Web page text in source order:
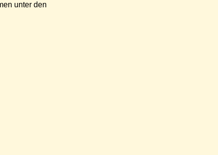
unter den